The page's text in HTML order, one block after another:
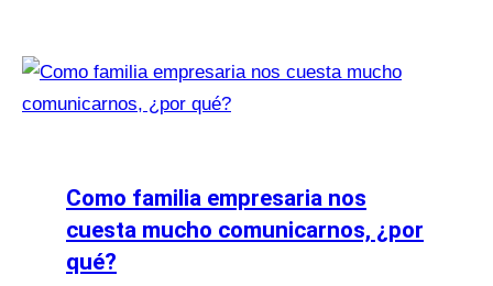
Como familia empresaria nos
cuesta mucho comunicarnos, ¿por
qué?